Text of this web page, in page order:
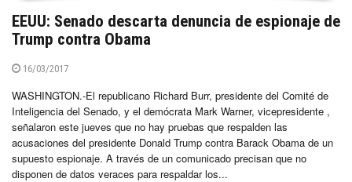
EEUU: Senado descarta denuncia de espionaje de
Trump contra Obama
16/03/2017
WASHINGTON.-El republicano Richard Burr, presidente del Comité de
Inteligencia del Senado, y el demócrata Mark Warner, vicepresidente ,
señalaron este jueves que no hay pruebas que respalden las
acusaciones del presidente Donald Trump contra Barack Obama de un
supuesto espionaje. A través de un comunicado precisan que no
disponen de datos veraces para respaldar los...